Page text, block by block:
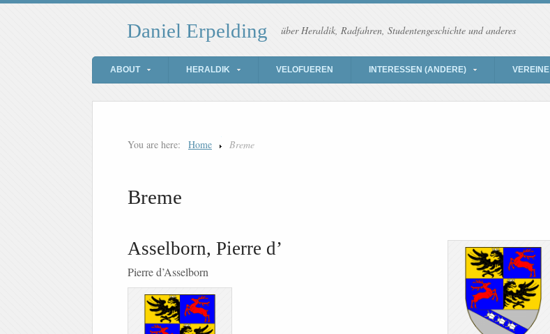
Daniel Erpelding über Heraldik, Radfahren, Studentengeschichte und anderes
ABOUT HERALDIK VELOFUEREN INTERESSEN (ANDERE) VEREINE
You are here: Home Breme
Breme
Asselborn, Pierre d’
Pierre d’Asselborn